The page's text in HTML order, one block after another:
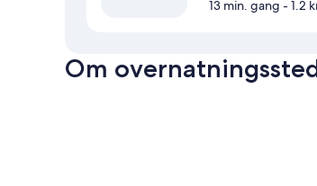
13 min. gang - 1.2
Om